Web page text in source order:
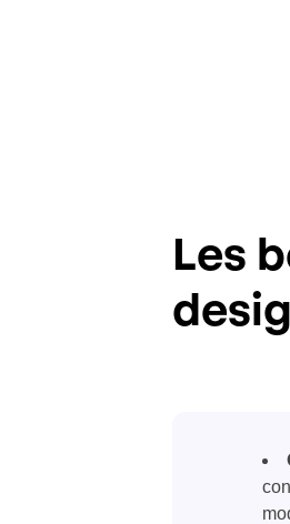
Les